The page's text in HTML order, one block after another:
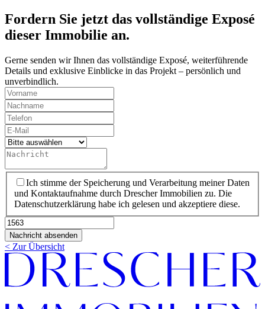
Fordern Sie jetzt das vollständige Exposé
dieser Immobilie an.
Gerne senden wir Ihnen das vollständige Exposé, weiterführende
Details und exklusive Einblicke in das Projekt – persönlich und
unverbindlich.
Vorname
Nachname
Telefon
E-
Mail*
Kategorie*
Nachricht
Datenschutz*
Ich stimme der Speicherung und Verarbeitung meiner Daten
und Kontaktaufnahme durch Drescher Immobilien zu. Die
Datenschutzerklärung habe ich gelesen und akzeptiere diese.
Objektnummer
Nachricht absenden
< Zur Übersicht